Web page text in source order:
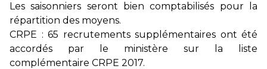
Les saisonniers seront bien comptabilisés pour la
répartition des moyens.
CRPE : 65 recrutements supplémentaires ont été
accordés par le ministère sur la liste
complémentaire CRPE 2017.